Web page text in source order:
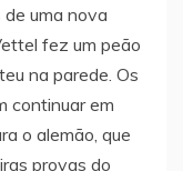
uma nova
fez um peão
na parede. Os
continuar em
o alemão, que
provas do